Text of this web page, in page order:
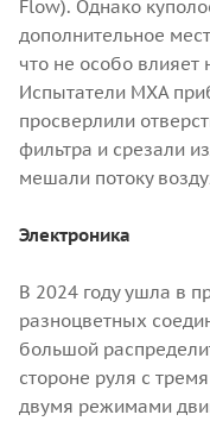
Flow). Однако
дополнительное
что не особо
Испытатели MXA
просверлили
фильтра и срезали
мешали потоку
Электроника
В 2024 году ушла в
разноцветных
большой
стороне руля с
двумя режимами